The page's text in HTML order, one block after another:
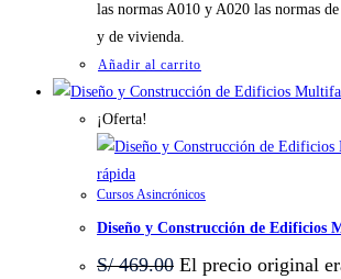
las normas A010 y A020 las normas
y de vivienda.
Añadir al carrito
¡Oferta!
rápida
Cursos Asincrónicos
Diseño y Construcción de Edificios
S/469.00 El precio original